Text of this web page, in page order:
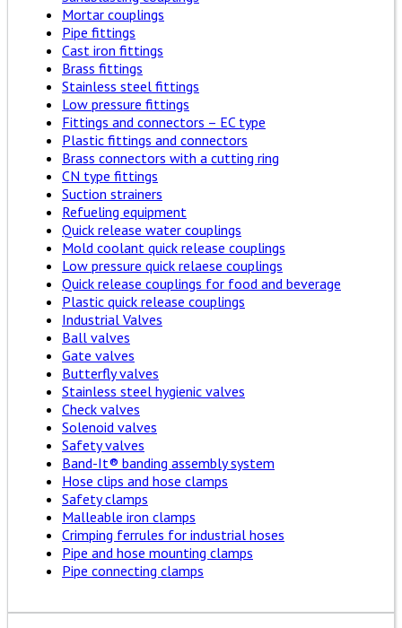
Mortar couplings
Pipe fittings
Cast iron fittings
Brass fittings
Stainless steel fittings
Low pressure fittings
Fittings and connectors – EC type
Plastic fittings and connectors
Brass connectors with a cutting ring
CN type fittings
Suction strainers
Refueling equipment
Quick release water couplings
Mold coolant quick release couplings
Low pressure quick relaese couplings
Quick release couplings for food and beverage
Plastic quick release couplings
Industrial Valves
Ball valves
Gate valves
Butterfly valves
Stainless steel hygienic valves
Check valves
Solenoid valves
Safety valves
Band-It® banding assembly system
Hose clips and hose clamps
Safety clamps
Malleable iron clamps
Crimping ferrules for industrial hoses
Pipe and hose mounting clamps
Pipe connecting clamps